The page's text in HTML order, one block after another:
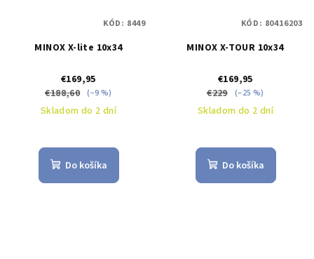
MINOX X-lite 10x34
€169,95
€188,60 (–9 %)
Skladom do 2 dní
Do košíka
KÓD: 8449
MINOX X-TOUR 10x34
€169,95
€229 (–25 %)
Skladom do 2 dní
Do košíka
KÓD: 80416203